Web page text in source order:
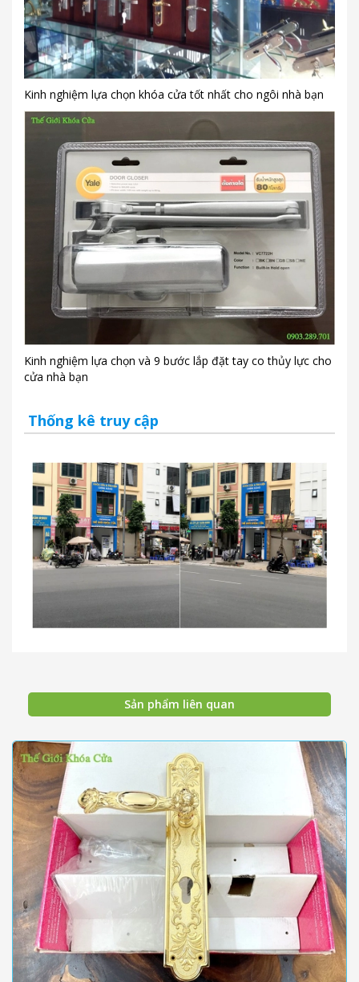
Kinh nghiệm lựa chọn khóa cửa tốt nhất cho ngôi nhà bạn
Kinh nghiệm lựa chọn và 9 bước lắp đặt tay co thủy lực cho
cửa nhà bạn
Thống kê truy cập
Sản phẩm liên quan